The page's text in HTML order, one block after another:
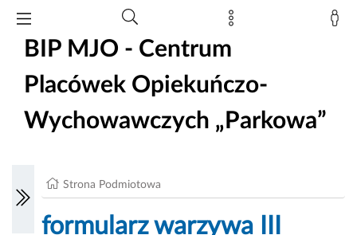
BIP MJO - Centrum
Placówek Opiekuńczo-
Wychowawczych „Parkowa”
Strona Podmiotowa
formularz warzywa III